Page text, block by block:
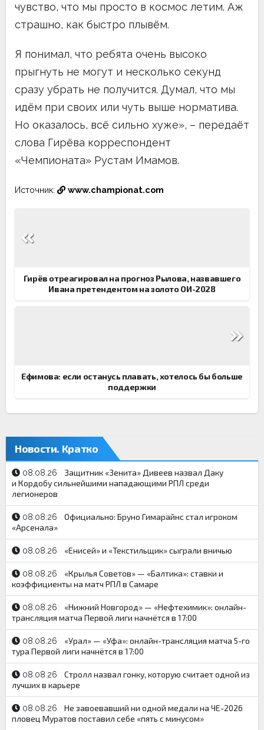
чувство, что мы просто в космос летим. Аж
страшно, как быстро плывём.
Я понимал, что ребята очень высоко
прыгнуть не могут и несколько секунд
сразу убрать не получится. Думал, что мы
идём при своих или чуть выше норматива.
Но оказалось, всё сильно хуже», – передаёт
слова Гирёва корреспондент
«Чемпионата» Рустам Имамов.
Источник: www.championat.com
по
Гирёв отреагировал на прогноз Рылова, назвавшего
Ивана претендентом на золото ОИ-2028
Ефимова: если останусь плавать, хотелось бы больше
поддержки
Новости. Кратко
08.08.26
Защитник «Зенита» Дивеев назвал Даку
и Кордобу сильнейшими нападающими РПЛ среди
легионеров
08.08.26
Официально: Бруно Гимарайнс стал игроком
«Арсенала»
08.08.26 «Енисей» и «Текстильщик» сыграли вничью
08.08.26
«Крылья Советов» — «Балтика»: ставки и
коэффициенты на матч РПЛ в Самаре
08.08.26
«Нижний Новгород» — «Нефтехимик»: онлайн-
трансляция матча Первой лиги начнётся в 17:00
08.08.26
«Урал» — «Уфа»: онлайн-трансляция матча 5-го
тура Первой лиги начнётся в 17:00
08.08.26
Стролл назвал гонку, которую считает одной из
лучших в карьере
08.08.26
Не завоевавший ни одной медали на ЧЕ-2026
пловец Муратов поставил себе «пять с минусом»